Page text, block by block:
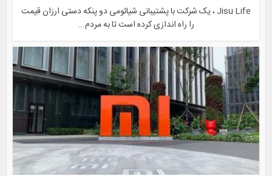
Jisu Life ، یک شرکت با پشتیبانی شیائومی دو پنکه دستی ارزان قیمت
را راه اندازی کرده است تا به مردم...